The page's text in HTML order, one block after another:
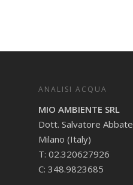
ANALISI ACQUA
MIO AMBIENTE SRL
Dott. Salvatore Abbate
Milano (Italy)
T: 02.320627926
C: 348.9823685